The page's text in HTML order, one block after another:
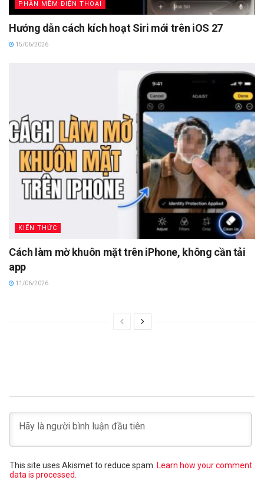
PHẦN MỀM ĐIỆN THOẠI
Hướng dẫn cách kích hoạt Siri mới trên iOS 27
15/06/2026
KIẾN THỨC
Cách làm mờ khuôn mặt trên iPhone, không cần tải
app
11/06/2026
This site uses Akismet to reduce spam. Learn how your comment
data is processed.